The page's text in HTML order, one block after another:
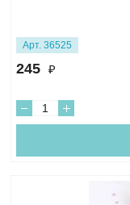
Арт. 36525
245 ₽